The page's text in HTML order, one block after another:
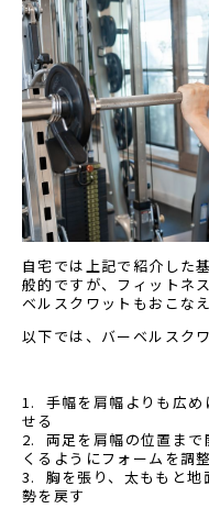
自宅では上記で紹介した
般的ですが、フィットネ
ベルスクワットもおこなえ
以下では、バーベルスク
手幅を肩幅よりも広
せる
両足を肩幅の位置ま
くるようにフォームを調
胸を張り、太ももと
勢を戻す